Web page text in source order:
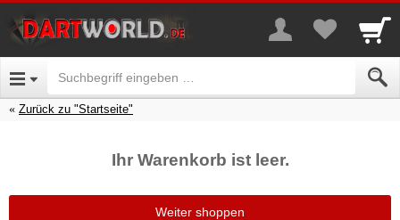
Zurück zu "Startseite"
Ihr Warenkorb ist leer.
Weiter shoppen